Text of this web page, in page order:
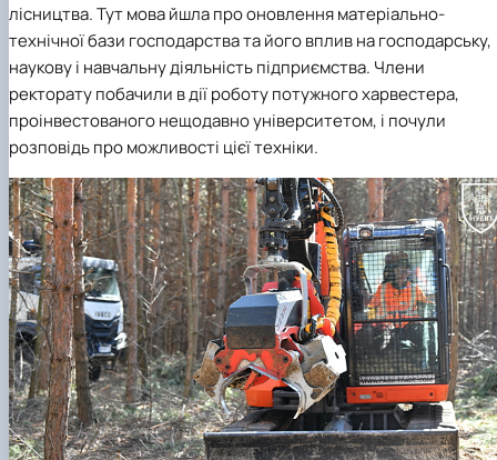
лісництва. Тут мова йшла про оновлення матеріально-
технічної бази господарства та його вплив на господарську,
наукову і навчальну діяльність підприємства. Члени
ректорату побачили в дії роботу потужного харвестера,
проінвестованого нещодавно університетом, і почули
розповідь про можливості цієї техніки.